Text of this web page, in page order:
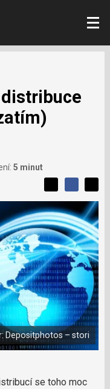
5 minut
b
í
s
e
v
á
m
č
l
n
e
k
P
S
d
í
l
e
t
S
d
í
l
e
j
t
e
n
F
a
c
e
b
o
o
k
d
í
l
e
j
t
e
n
a
s
í
t
i
X
Depositphotos – stori
se toho moc